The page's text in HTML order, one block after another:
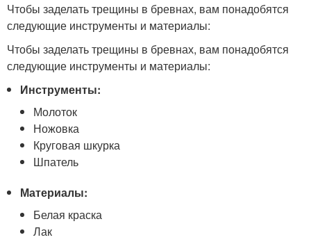
Чтобы заделать трещины в бревнах, вам понадобятся
следующие инструменты и материалы:
Чтобы заделать трещины в бревнах, вам понадобятся
следующие инструменты и материалы:
Инструменты:
Молоток
Ножовка
Круговая шкурка
Шпатель
Материалы:
Белая краска
Лак